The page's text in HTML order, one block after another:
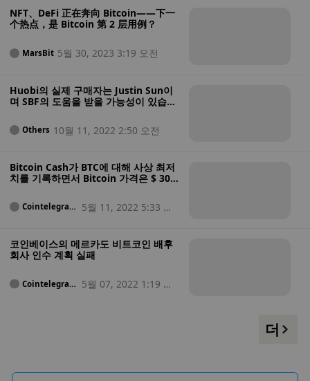
NFT、DeFi 正在奔向 Bitcoin——下一
个热点，是 Bitcoin 第 2 层用例？
MarsBit 5월 30, 2023 3:19 오전
Huobi의 실제 구매자는 Justin Sun이
며 SBF의 도움을 받을 가능성이 있습니
Others 10월 11, 2022 2:50 오전
Bitcoin Cash가 BTC에 대해 사상 최저
치를 기록하면서 Bitcoin 가격은 $ 30K
Cointelegrap
5월 11, 2022 5:33 오
코인베이스의 메르카도 비트코인 배후
회사 인수 계획 실패
Cointelegrap
5월 07, 2022 1:19 오
더